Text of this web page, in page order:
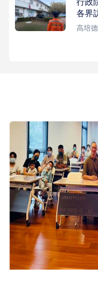
各界
高培